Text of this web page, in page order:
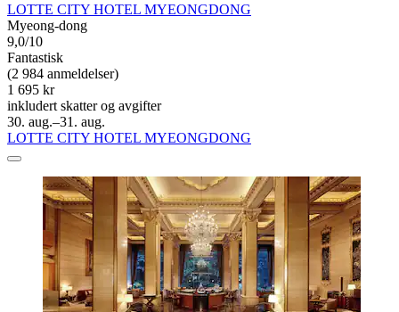
LOTTE CITY HOTEL MYEONGDONG
Myeong-dong
9,0/10
Fantastisk
(2 984 anmeldelser)
1 695 kr
inkludert skatter og avgifter
30. aug.–31. aug.
LOTTE CITY HOTEL MYEONGDONG